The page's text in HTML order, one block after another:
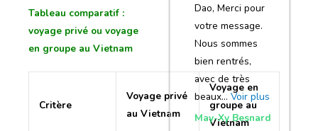
Tableau comparatif :
voyage privé ou voyage
en groupe au Vietnam
Critère
Voyage privé
au Vietnam
Voyage en
groupe au
Vietnam
Dao, Merci pour
votre message.
Nous sommes
bien rentrés,
avec de très
beaux… Voir plus
May-Xy Besnard